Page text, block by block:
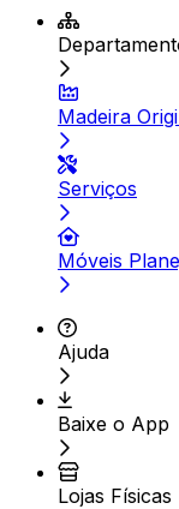
Madeira
Serviços
Móveis
Ajuda
Baixe o App
Lojas Físicas